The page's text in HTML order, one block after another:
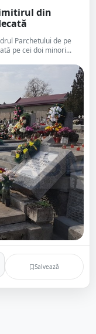
din
Parchetului de pe
pe cei doi minori...
Salvează